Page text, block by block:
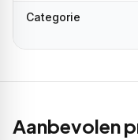
Categorie
Aanbevolen